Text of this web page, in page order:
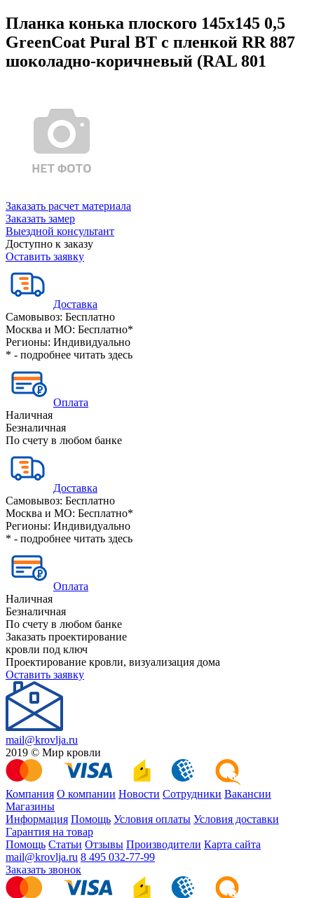
Планка конька плоского 145х145 0,5
GreenCoat Pural BT с пленкой RR 887
шоколадно-коричневый (RAL 801
Заказать расчет материала
Заказать замер
Выездной консультант
Доступно к заказу
Оставить заявку
Доставка
Самовывоз: Бесплатно
Москва и МО: Бесплатно*
Регионы: Индивидуально
* - подробнее читать здесь
Оплата
Наличная
Безналичная
По счету в любом банке
Доставка
Самовывоз: Бесплатно
Москва и МО: Бесплатно*
Регионы: Индивидуально
* - подробнее читать здесь
Оплата
Наличная
Безналичная
По счету в любом банке
Заказать проектирование
кровли под ключ
Проектирование кровли, визуализация дома
Оставить заявку
mail@krovlja.ru
2019 © Мир кровли
Компания О компании Новости Сотрудники Вакансии
Магазины
Информация Помощь Условия оплаты Условия доставки
Гарантия на товар
Помощь Статьи Отзывы Производители Карта сайта
mail@krovlja.ru 8 495 032-77-99
Заказать звонок